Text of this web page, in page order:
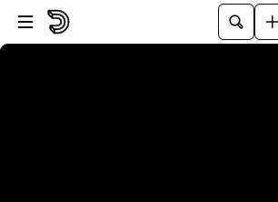
Vai al lettore
Passa al contenuto principale